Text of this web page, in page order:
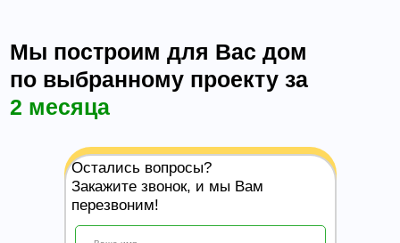
Остались вопросы?
Закажите звонок, и мы Вам
перезвоним!
Мы построим для Вас дом
по выбранному проекту за
2 месяца